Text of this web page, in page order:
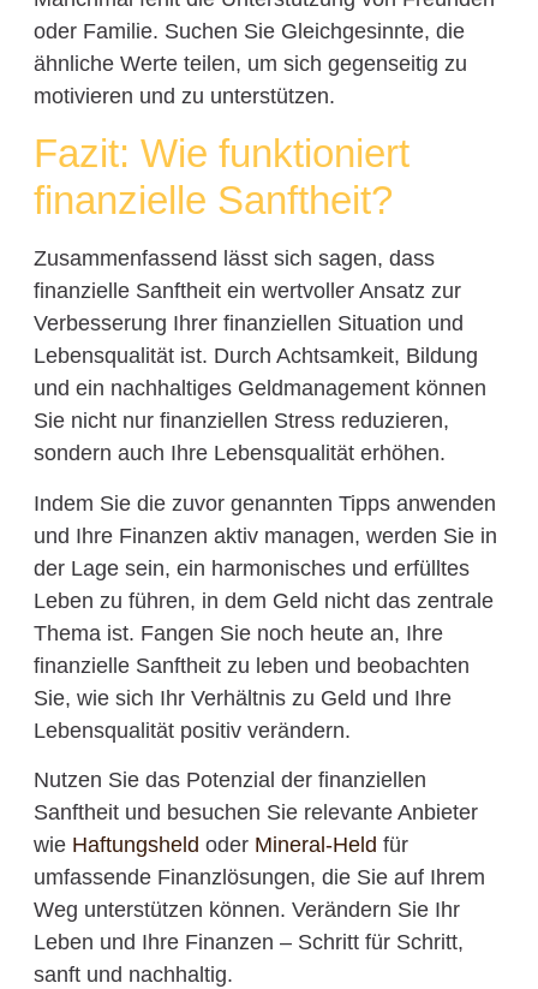
oder Familie. Suchen Sie Gleichgesinnte, die
ähnliche Werte teilen, um sich gegenseitig zu
motivieren und zu unterstützen.
Fazit: Wie funktioniert
finanzielle Sanftheit?
Zusammenfassend lässt sich sagen, dass
finanzielle Sanftheit ein wertvoller Ansatz zur
Verbesserung Ihrer finanziellen Situation und
Lebensqualität ist. Durch Achtsamkeit, Bildung
und ein nachhaltiges Geldmanagement können
Sie nicht nur finanziellen Stress reduzieren,
sondern auch Ihre Lebensqualität erhöhen.
Indem Sie die zuvor genannten Tipps anwenden
und Ihre Finanzen aktiv managen, werden Sie in
der Lage sein, ein harmonisches und erfülltes
Leben zu führen, in dem Geld nicht das zentrale
Thema ist. Fangen Sie noch heute an, Ihre
finanzielle Sanftheit zu leben und beobachten
Sie, wie sich Ihr Verhältnis zu Geld und Ihre
Lebensqualität positiv verändern.
Nutzen Sie das Potenzial der finanziellen
Sanftheit und besuchen Sie relevante Anbieter
wie Haftungsheld oder Mineral-Held für
umfassende Finanzlösungen, die Sie auf Ihrem
Weg unterstützen können. Verändern Sie Ihr
Leben und Ihre Finanzen – Schritt für Schritt,
sanft und nachhaltig.